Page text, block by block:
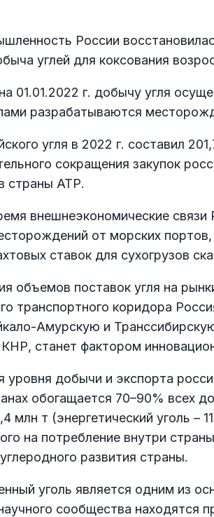
России
углей для коксования
01.01.2022 г. добычу угля
разрабатываются
угля в 2022 г. составил
сокращения закупок
страны АТР.
внешнеэкономические
от морских
ставок для сухогрузов
объемов поставок угля на
транспортного коридора
Амурскую и
станет фактором
уровня добычи и экспорта
обогащается 70–90% всех
млн т (энергетический уголь –
на потребление внутри
развития страны.
уголь является одним из
сообщества находятся